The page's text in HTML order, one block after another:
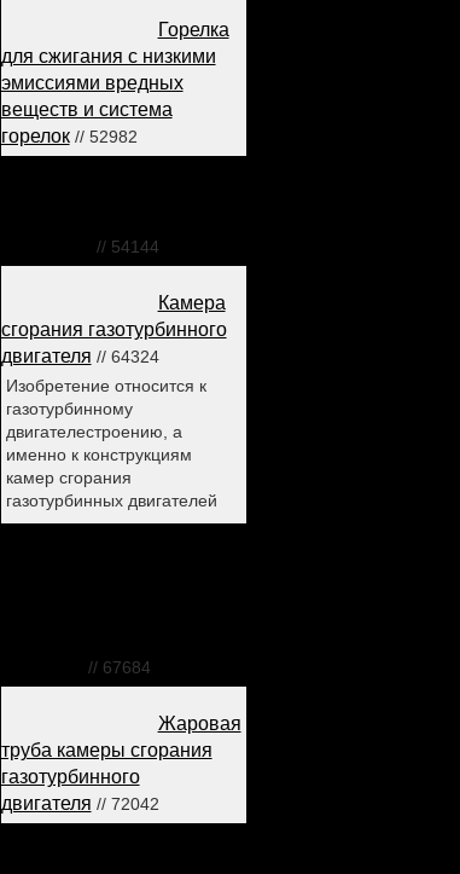
Горелка
для сжигания с низкими
эмиссиями вредных
веществ и система
горелок// 52982
// 54144
Камера
сгорания газотурбинного
двигателя // 64324
Изобретение относится к
газотурбинному
двигателестроению, а
именно к конструкциям
камер сгорания
газотурбинных двигателей
// 67684
Жаровая
труба камеры сгорания
газотурбинного
двигателя // 72042